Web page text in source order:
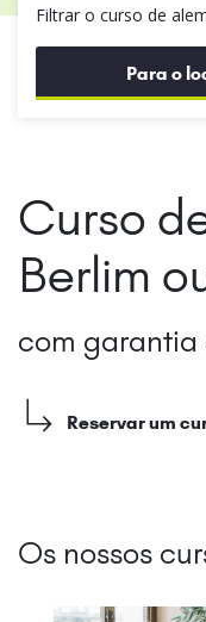
Curso
Berlim
com
Reservar um
Filtrar o curso de
Para o
Os nossos